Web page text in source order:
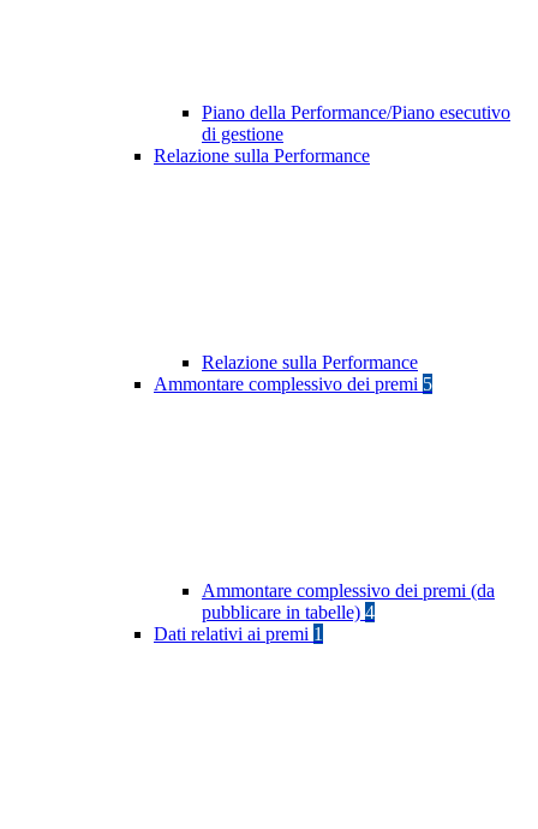
Piano della Performance/Piano esecutivo
di gestione
Relazione sulla Performance
Relazione sulla Performance
Ammontare complessivo dei premi 5
Ammontare complessivo dei premi (da
pubblicare in tabelle) 4
Dati relativi ai premi 1